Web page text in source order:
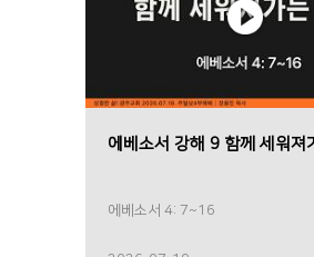
에베소서 강해 9 함께 세워져
에베소서 4: 7~16